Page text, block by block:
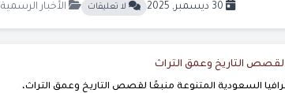
30 ديسمبر, 2025 لا تعليقات الأخبار الرسمية
لقصص التاريخ وعمق التراث
السعودية المتنوعة منبعًا لقصص التاريخ وعمق التراث،